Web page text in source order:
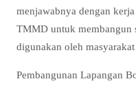
menjawabnya dengan
TMMD untuk membangun
digunakan oleh
Pembangunan Lapangan